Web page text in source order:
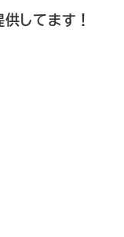
してます！